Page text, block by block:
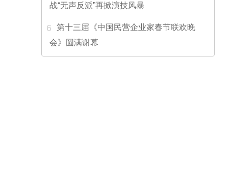
战“无声反派”再掀演技风暴
6
第十三届《中国民营企业家春节联欢晚
会》圆满谢幕